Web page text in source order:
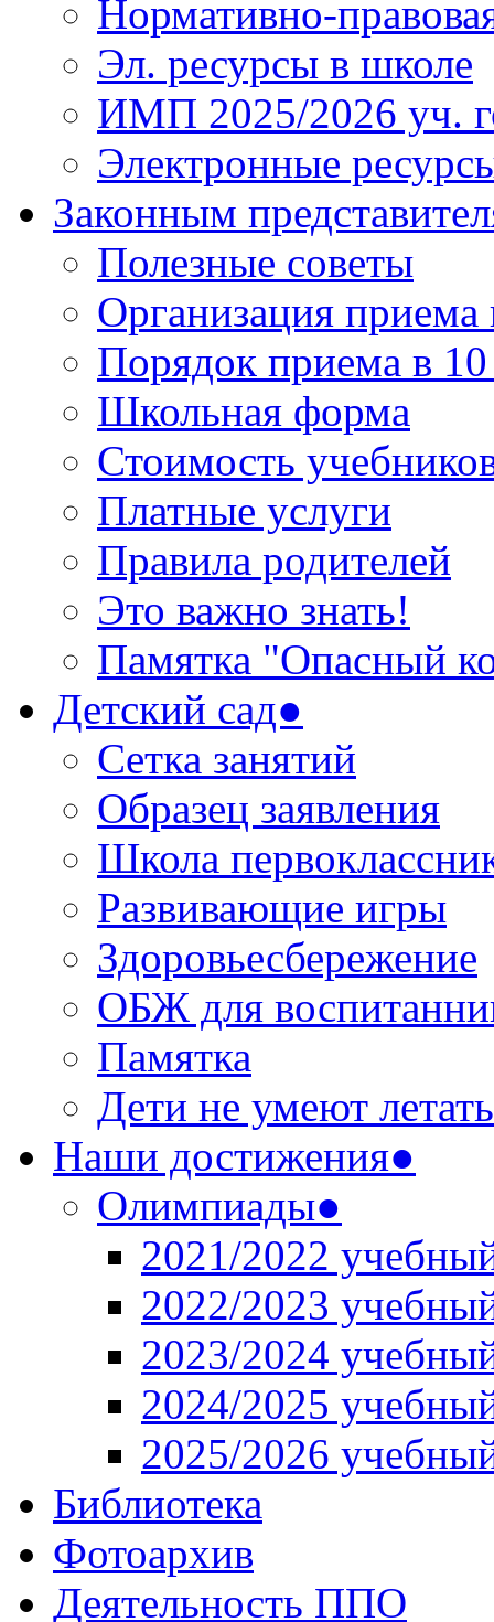
Нормативно-
Эл. ресурсы в школе
ИМП 2025/2026 уч.
Электронные
Законным
Полезные советы
Организация приема
Порядок приема в 10
Школьная форма
Стоимость
Платные услуги
Правила родителей
Это важно знать!
Памятка "Опасный
Детский сад●
Сетка занятий
Образец заявления
Школа
Развивающие игры
Здоровьесбережение
ОБЖ для
Памятка
Дети не умеют летать
Наши достижения●
Олимпиады●
2021/2022
2022/2023
2023/2024
2024/2025
2025/2026
Библиотека
Фотоархив
Деятельность ППО